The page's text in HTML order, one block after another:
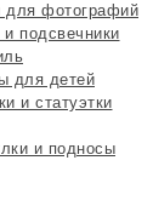
для фотографий
подсвечники
для детей
и статуэтки
и подносы